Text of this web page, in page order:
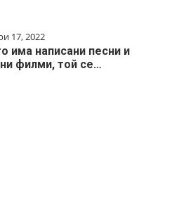
17, 2022
има написани песни и
филми, той се…